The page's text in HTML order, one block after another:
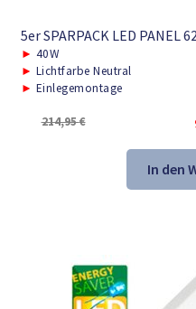
5er SPARPACK LED PANEL
► 40W
► Lichtfarbe Neutral
► Einlegemontage
214,95€
In den